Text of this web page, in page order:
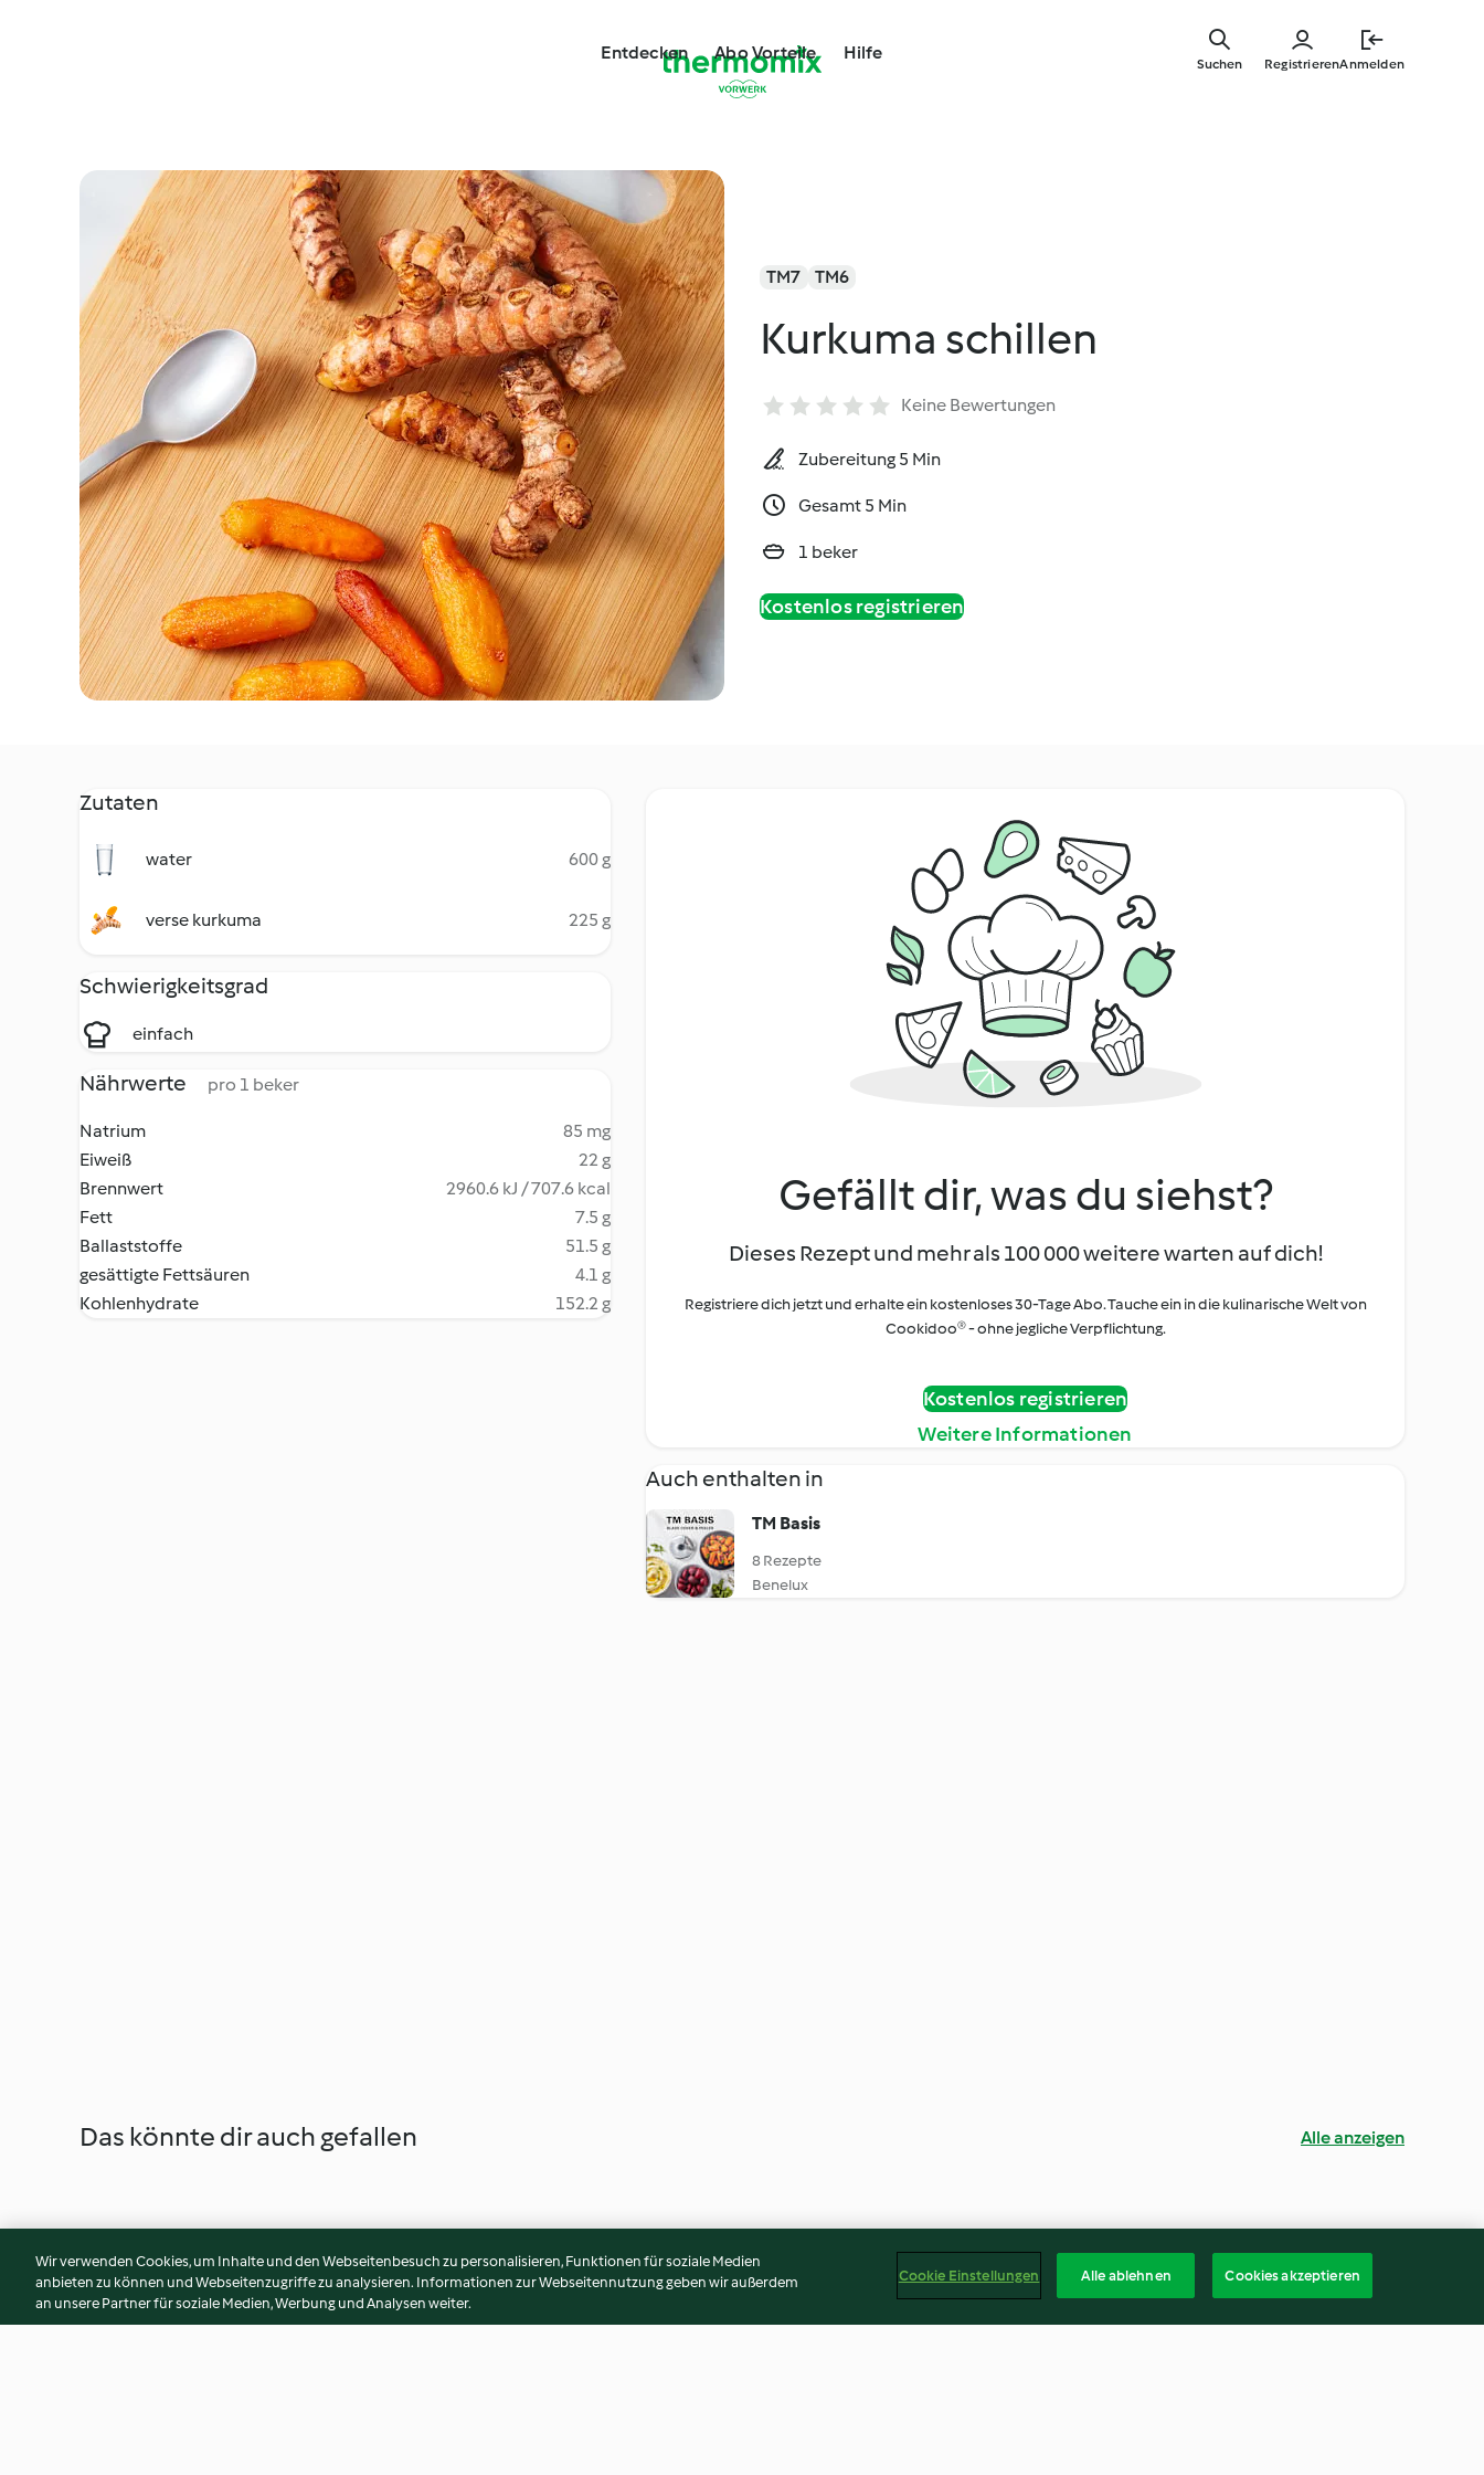
Entdecken Abo Vorteile Hilfe
RegistrierenAnmelden
Suchen
TM7 TM6
Kurkuma schillen
Keine Bewertungen
Zubereitung 5 Min
Gesamt 5 Min
1 beker
Kostenlos registrieren
Zutaten
water 600 g
verse kurkuma 225 g
Schwierigkeitsgrad
einfach
Nährwerte pro 1 beker
Natrium
85 mg
Eiweiß
22 g
Brennwert
2960.6 kJ / 707.6 kcal
Fett
7.5 g
Ballaststoffe
51.5 g
gesättigte Fettsäuren
4.1 g
Kohlenhydrate
152.2 g
Gefällt dir, was du siehst?
Dieses Rezept und mehr als 100 000 weitere warten auf dich!
Registriere dich jetzt und erhalte ein kostenloses 30-Tage Abo. Tauche ein in die kulinarische Welt von
Cookidoo® - ohne jegliche Verpflichtung.
Kostenlos registrieren
Weitere Informationen
Auch enthalten in
TM Basis
8 Rezepte
Benelux
Das könnte dir auch gefallen Alle anzeigen
Wir verwenden Cookies, um Inhalte und den Webseitenbesuch zu personalisieren, Funktionen für soziale Medien
anbieten zu können und Webseitenzugriffe zu analysieren. Informationen zur Webseitennutzung geben wir außerdem
an unsere Partner für soziale Medien, Werbung und Analysen weiter.
Cookie Einstellungen Alle ablehnen Cookies akzeptieren